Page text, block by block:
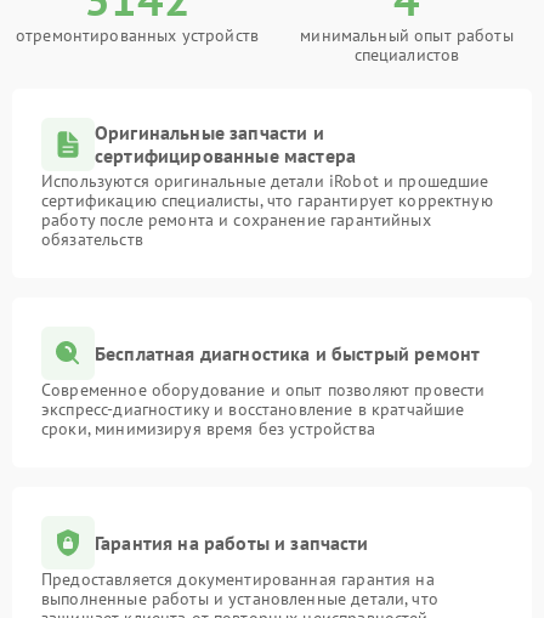
отремонтированных устройств
минимальный опыт работы
специалистов
Оригинальные запчасти и
сертифицированные мастера
Используются оригинальные детали iRobot и прошедшие
сертификацию специалисты, что гарантирует корректную
работу после ремонта и сохранение гарантийных
обязательств
Бесплатная диагностика и быстрый ремонт
Современное оборудование и опыт позволяют провести
экспресс-диагностику и восстановление в кратчайшие
сроки, минимизируя время без устройства
Гарантия на работы и запчасти
Предоставляется документированная гарантия на
выполненные работы и установленные детали, что